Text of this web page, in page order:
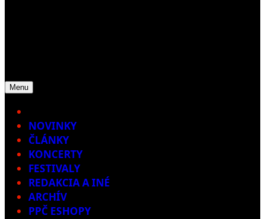
Menu
NOVINKY
ČLÁNKY
KONCERTY
FESTIVALY
REDAKCIA A INÉ
ARCHÍV
PPČ ESHOPY